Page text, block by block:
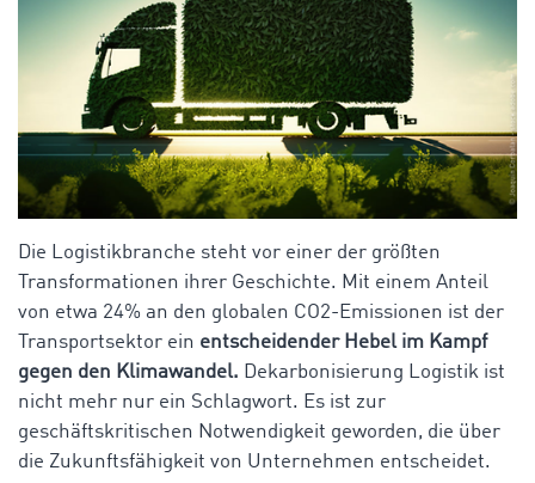
Die Logistikbranche steht vor einer der größten
Transformationen ihrer Geschichte. Mit einem Anteil
von etwa 24% an den globalen CO2-Emissionen ist der
Transportsektor ein entscheidender Hebel im Kampf
gegen den Klimawandel. Dekarbonisierung Logistik ist
nicht mehr nur ein Schlagwort. Es ist zur
geschäftskritischen Notwendigkeit geworden, die über
die Zukunftsfähigkeit von Unternehmen entscheidet.